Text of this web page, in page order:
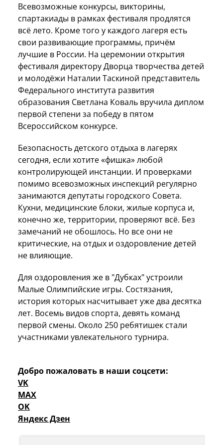
Всевозможные конкурсы, викторины,
спартакиады в рамках фестиваля продлятся
всё лето. Кроме того у каждого лагеря есть
свои развивающие программы, причём
лучшие в России. На церемонии открытия
фестиваля директору Дворца творчества детей
и молодёжи Наталии Таскиной представитель
Федерального института развития
образования Светлана Коваль вручила диплом
первой степени за победу в пятом
Всероссийском конкурсе.
Безопасность детского отдыха в лагерях
сегодня, если хотите «фишка» любой
контролирующей инстанции. И проверками
помимо всевозможных инспекций регулярно
занимаются депутаты городского Совета.
Кухни, медицинские блоки, жилые корпуса и,
конечно же, территории, проверяют всё. Без
замечаний не обошлось. Но все они не
критические, на отдых и оздоровление детей
не влияющие.
Для оздоровления же в "Дубках" устроили
Малые Олимпийские игры. Состязания,
история которых насчитывает уже два десятка
лет. Восемь видов спорта, девять команд
первой смены. Около 250 ребятишек стали
участниками увлекательного турнира.
Добро пожаловать в наши соцсети:
VK
MAX
OK
Яндекс Дзен